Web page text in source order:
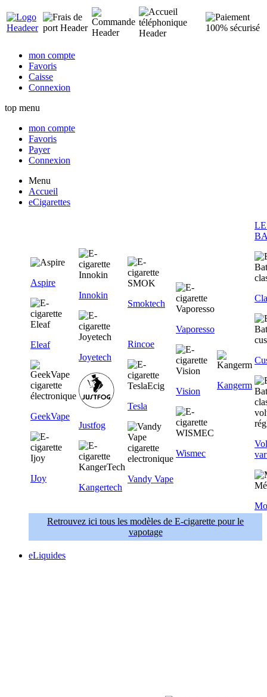
mon compte
Favoris
Caisse
Connexion
top menu
mon compte
Favoris
Payer
Connexion
Menu
Accueil
eCigarettes
Aspire
Eleaf
GeekVape
IJoy
Innokin
Joyetech
Justfog
Kangertech
Smoktech
Rincoe
Tesla
Vandy Vape
Vaporesso
Vision
Wismec
Kangerm
Retrouvez ici tous les modèles de E-cigarette pour le
vapotage
eLiquides